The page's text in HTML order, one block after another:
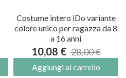
Costume intero iDo variante
colore unico per ragazza da 8
a 16 anni
10,08 € 28,00 €
Aggiungi al carrello